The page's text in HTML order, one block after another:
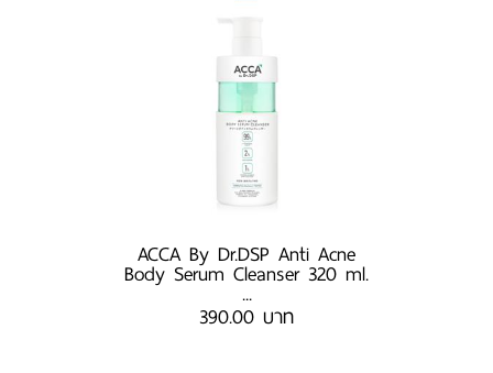
ACCA By Dr.DSP Anti Acne
Body Serum Cleanser 320 ml.
...
390.00 บาท